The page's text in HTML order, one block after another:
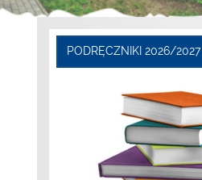
PODRĘCZNIKI 2026/2027